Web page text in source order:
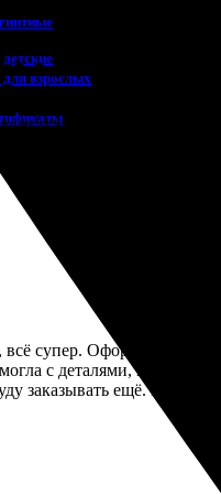
взрослых
★ ★ ★
приемлемым.
работу быстро, точно в
все детали на месте.
всё супер. Оформление на
с деталями, всё
заказывать ещё.